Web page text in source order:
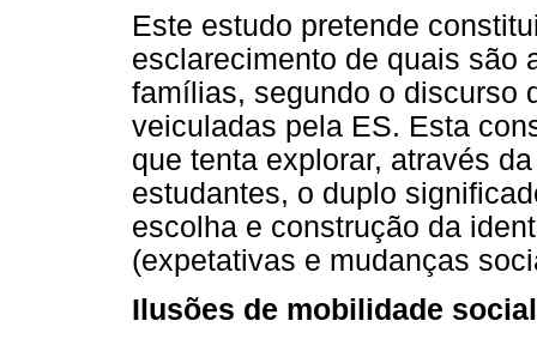
Este estudo pretende
esclarecimento de quais são
famílias, segundo o discurso
veiculadas pela ES. Esta
que tenta explorar, através
estudantes, o duplo
escolha e construção da
(expetativas e mudanças
Ilusões de mobilidade social